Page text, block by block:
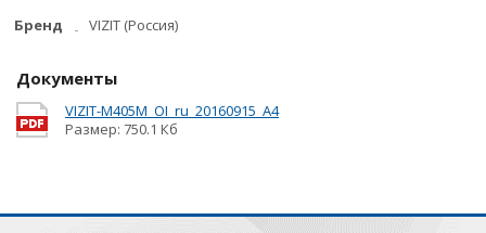
Бренд
VIZIT (Россия)
Документы
VIZIT-M405М_OI_ru_20160915_A4
Размер: 750.1 Кб